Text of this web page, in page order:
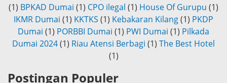
(1) BPKAD Dumai (1) CPO ilegal (1) House Of Gurupu (1)
IKMR Dumai (1) KKTKS (1) Kebakaran Kilang(1) PKDP
Dumai (1) PORBBI Dumai (1) PWI Dumai (1) Pilkada
Dumai 2024(1) Riau Atensi Berbagi (1) The Best Hotel
(1)
Postingan Populer